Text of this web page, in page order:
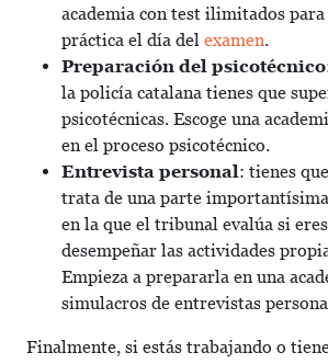
academia con test ilimitados
práctica el día del examen.
Preparación del psicotécnico
la policía catalana tienes que
psicotécnicas. Escoge una
en el proceso psicotécnico.
Entrevista personal: tienes
trata de una parte
en la que el tribunal evalúa si
desempeñar las actividades
Empieza a prepararla en una
simulacros de entrevistas
Finalmente, si estás trabajando o